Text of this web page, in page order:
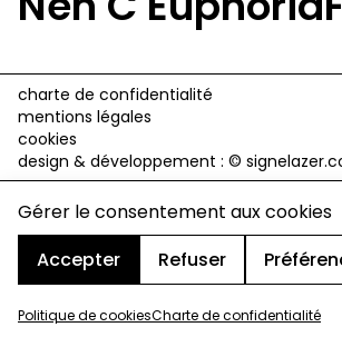
Gérer le consentement aux cookies
Accepter
Refuser
Politique de cookiesCharte de confidentialité
charte de confidentialité
mentions légales
cookies
design & développement : ©